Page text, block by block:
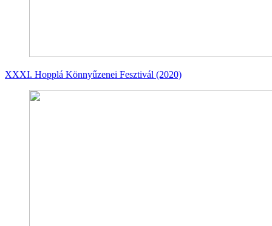
XXXI. Hopplá Könnyűzenei Fesztivál (2020)